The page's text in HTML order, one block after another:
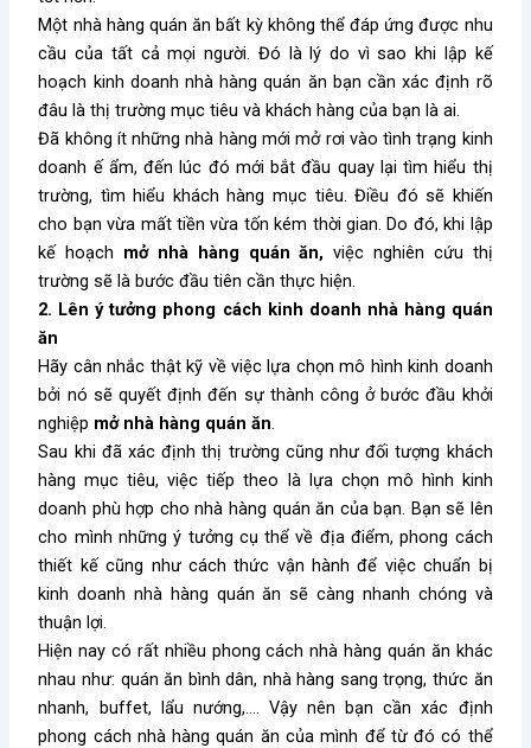
Một nhà hàng quán ăn bất kỳ không thể đáp ứng được nhu
cầu của tất cả mọi người. Đó là lý do vì sao khi lập kế
hoạch kinh doanh nhà hàng quán ăn bạn cần xác định rõ
đâu là thị trường mục tiêu và khách hàng của bạn là ai.
Đã không ít những nhà hàng mới mở rơi vào tình trạng kinh
doanh ế ẩm, đến lúc đó mới bắt đầu quay lại tìm hiểu thị
trường, tìm hiểu khách hàng mục tiêu. Điều đó sẽ khiến
cho bạn vừa mất tiền vừa tốn kém thời gian. Do đó, khi lập
kế hoạch mở nhà hàng quán ăn,việc nghiên cứu thị
trường sẽ là bước đầu tiên cần thực hiện.
2. Lên ý tưởng phong cách kinh doanh nhà hàng quán
ăn
Hãy cân nhắc thật kỹ về việc lựa chọn mô hình kinh doanh
bởi nó sẽ quyết định đến sự thành công ở bước đầu khởi
nghiệp mở nhà hàng quán ăn.
Sau khi đã xác định thị trường cũng như đối tượng khách
hàng mục tiêu, việc tiếp theo là lựa chọn mô hình kinh
doanh phù hợp cho nhà hàng quán ăn của bạn. Bạn sẽ lên
cho mình những ý tưởng cụ thể về địa điểm, phong cách
thiết kế cũng như cách thức vận hành để việc chuẩn bị
kinh doanh nhà hàng quán ăn sẽ càng nhanh chóng và
thuận lợi.
Hiện nay có rất nhiều phong cách nhà hàng quán ăn khác
nhau như: quán ăn bình dân, nhà hàng sang trọng, thức ăn
nhanh, buffet, lẩu nướng,…. Vậy nên bạn cần xác định
phong cách nhà hàng quán ăn của mình để từ đó có thể